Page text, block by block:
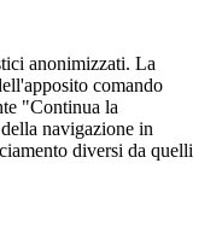
anonimizzati. La
comando
"Continua la
navigazione in
diversi da quelli